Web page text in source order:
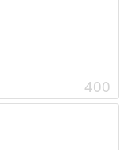
400